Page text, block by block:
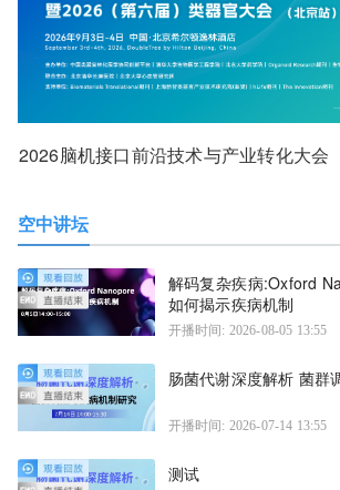
2026脑机接口前沿技术与产业转化大会
空中讲坛
解码复杂疾病:Oxford
如何揭示疾病机制
开播时间: 2026-08-05 13:55
肠菌代谢深度解析 菌群
开播时间: 2026-07-14 13:55
测试